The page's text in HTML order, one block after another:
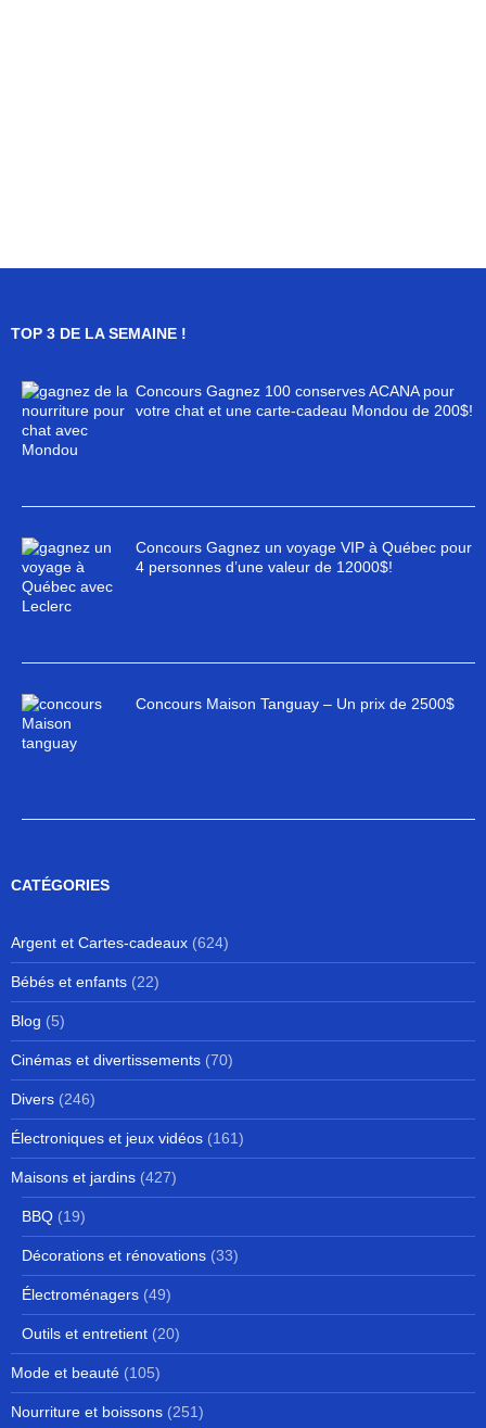
TOP 3 DE LA SEMAINE !
Concours Gagnez 100 conserves ACANA pour
votre chat et une carte-cadeau Mondou de 200$!
Concours Gagnez un voyage VIP à Québec pour
4 personnes d’une valeur de 12000$!
Concours Maison Tanguay – Un prix de 2500$
CATÉGORIES
Argent et Cartes-cadeaux (624)
Bébés et enfants (22)
Blog (5)
Cinémas et divertissements (70)
Divers (246)
Électroniques et jeux vidéos (161)
Maisons et jardins (427)
BBQ (19)
Décorations et rénovations (33)
Électroménagers (49)
Outils et entretient (20)
Mode et beauté (105)
Nourriture et boissons (251)